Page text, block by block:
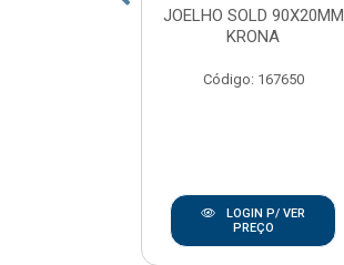
JOELHO SOLD 90X20MM
KRONA
Código: 167650
LOGIN P/ VER
PREÇO